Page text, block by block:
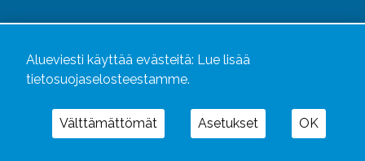
Alueviesti käyttää evästeitä: Lue lisää
tietosuojaselosteestamme.
Välttämättömät Asetukset OK